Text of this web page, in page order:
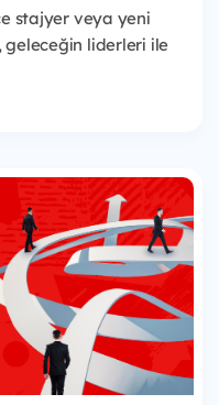
stajyer veya yeni
geleceğin liderleri ile